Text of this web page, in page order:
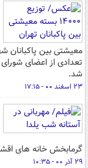
تعدادی از اعضای
شد.
۲۳ اسفند ۰۰ - ۱۷:۱۵
گرمابخش خانه های
۲۹ آذر ۰۰ - ۱۰:۳۵